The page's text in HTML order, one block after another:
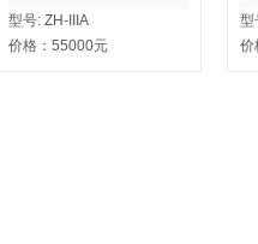
型号:ZH-IIIA
价格：55000元
价